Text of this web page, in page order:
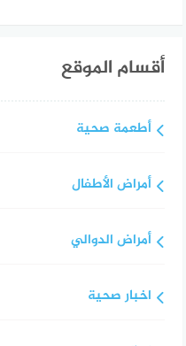
أقسام الموقع
أطعمة صحية
أمراض الأطفال
أمراض الدوالي
اخبار صحية